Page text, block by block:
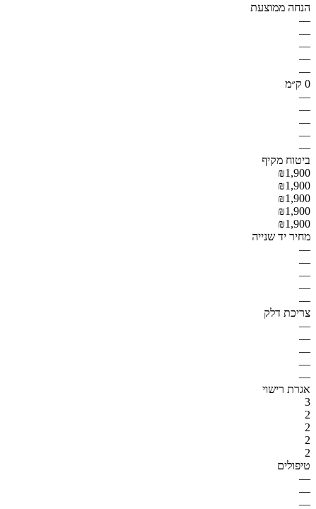
הנחה ממוצעת
—
—
—
—
—
0 ק״מ
—
—
—
—
—
ביטוח מקיף
₪1,900
₪1,900
₪1,900
₪1,900
₪1,900
מחיר יד שנייה
—
—
—
—
—
צריכת דלק
—
—
—
—
—
אגרת רישוי
3
2
2
2
2
טיפולים
—
—
—